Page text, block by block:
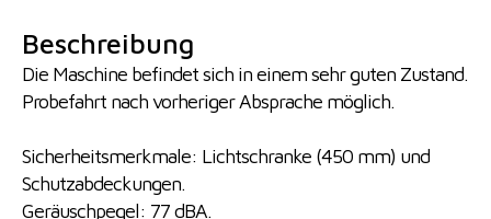
Beschreibung
Die Maschine befindet sich in einem sehr guten Zustand.
Probefahrt nach vorheriger Absprache möglich.
Sicherheitsmerkmale: Lichtschranke (450 mm) und
Schutzabdeckungen.
Geräuschpegel: 77 dBA.